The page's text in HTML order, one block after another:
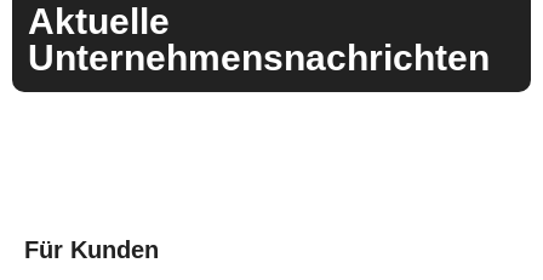
Aktuelle
Unternehmensnachrichten
Für Kunden